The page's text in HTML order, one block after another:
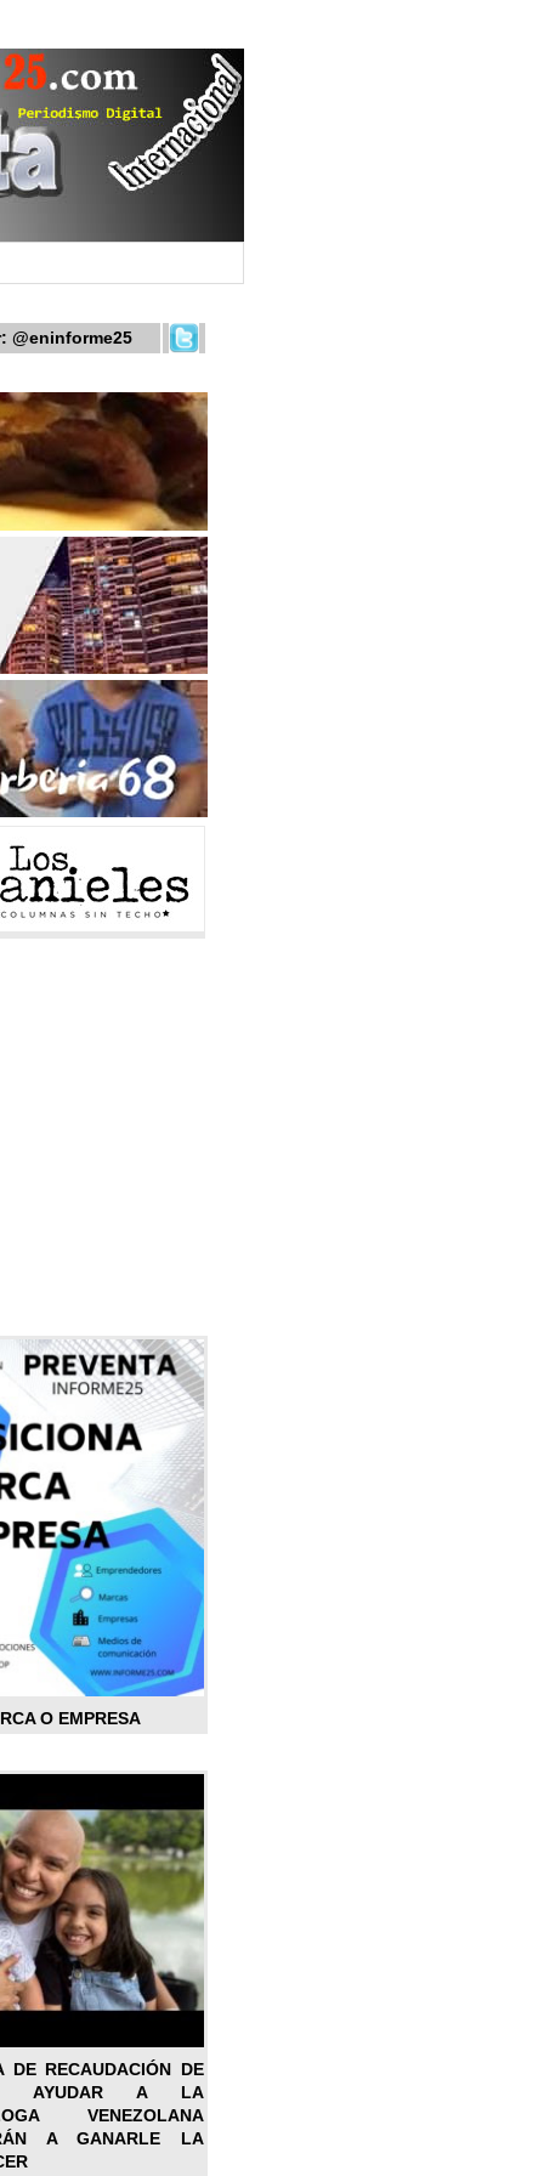
@eninforme25
O EMPRESA
DE RECAUDACIÓN DE
AYUDAR A LA
VENEZOLANA
A GANARLE LA